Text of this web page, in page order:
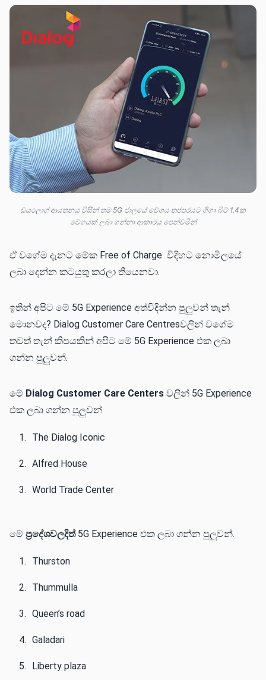
ඩයලොග් ආයතනය විසින් තම 5G ජාලයේ වේගය තප්පරයට ගිගා බිට් 1.4ක
වේගයක් ලබා ගන්නා ආකාරය පෙන්වමින්
ඒ වගේම දැනට මේක Free of Charge විදිහට නොමිලයේ
ලබා දෙන්න කටයුතු කරලා තියෙනවා.
ඉතින් අපිට මේ 5G Experience අත්විදින්න පුලුවන් තැන්
මොනවද? ‌‌Dialog Customer Care Centresවලින් වගේම
තවත් තැන් කිපයකින් අපිට මේ 5G Experience එක ලබා
ගන්න පුලුවන්.
මේ Dialog Customer Care Centers වලින් 5G Experience
එක ලබා ගන්න පුලුවන්
The Dialog Iconic‌‌
Alfred House
World Trade Center
මේ ප්‍රදේශවලදිත්5G Experience එක ලබා ගන්න පුලුවන්.
Thurston
Thummulla
Queen’s road‌‌
Galadari
Liberty plaza